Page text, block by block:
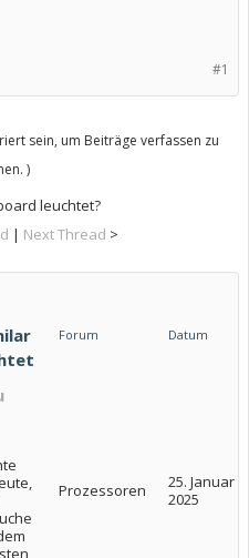
#1
sein, um Beiträge verfassen zu
)
leuchtet?
| Next Thread >
Forum Datum
Prozessoren
25. Januar
2025